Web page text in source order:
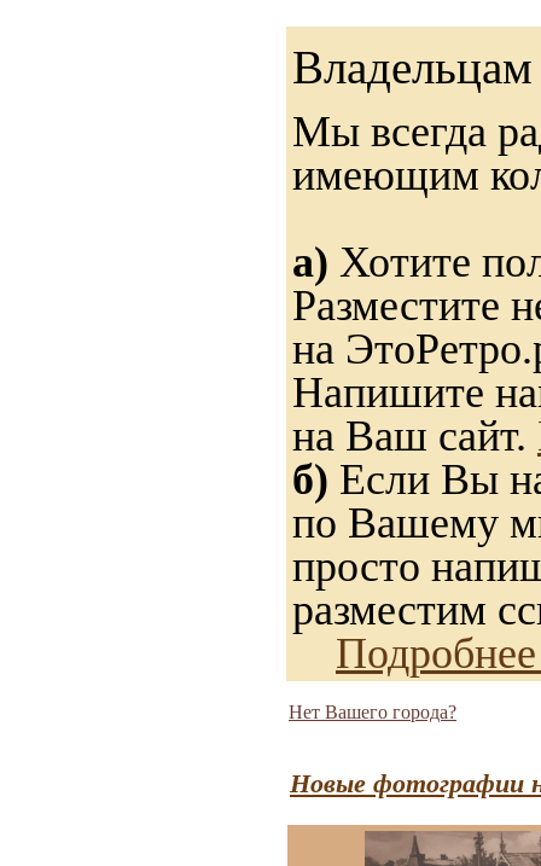
Мы всегда
имеющим
а) Хотите
Разместите
на
Напишите
на Ваш сайт.
б) Если Вы
по Вашему
просто
разместим
Нет Вашего города?
Новые фотографии